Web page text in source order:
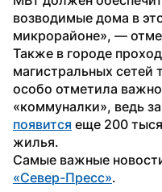
возводимые дома в
микрорайоне», —
Также в городе
магистральных сетей
особо отметила
появится еще 200
жилья.
«Север-Пресс».